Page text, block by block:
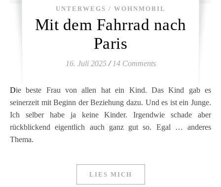
UNTERWEGS / WOHNMOBIL
Mit dem Fahrrad nach
Paris
16. Juli 2025 / 14 Comments
Die beste Frau von allen hat ein Kind. Das Kind gab es
seinerzeit mit Beginn der Beziehung dazu. Und es ist ein Junge.
Ich selber habe ja keine Kinder. Irgendwie schade aber
rückblickend eigentlich auch ganz gut so. Egal … anderes
Thema.
LIES MICH